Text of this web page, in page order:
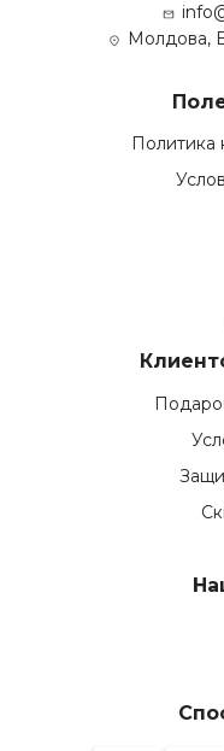
Молдова,
Политика